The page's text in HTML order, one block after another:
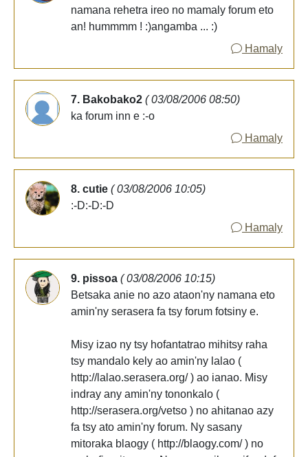
namana rehetra ireo no mamaly forum eto
an! hummmm ! :)angamba ... :)
Hamaly
7. Bakobako2 ( 03/08/2006 08:50)
ka forum inn e :-o
Hamaly
8. cutie ( 03/08/2006 10:05)
:-D:-D:-D
Hamaly
9. pissoa ( 03/08/2006 10:15)
Betsaka anie no azo ataon'ny namana eto
amin'ny serasera fa tsy forum fotsiny e.
Misy izao ny tsy hofantatrao mihitsy raha
tsy mandalo kely ao amin'ny lalao (
http://lalao.serasera.org/ ) ao ianao. Misy
indray any amin'ny tononkalo (
http://serasera.org/vetso ) no ahitanao azy
fa tsy ato amin'ny forum. Ny sasany
mitoraka blaogy ( http://blaogy.com/ ) no